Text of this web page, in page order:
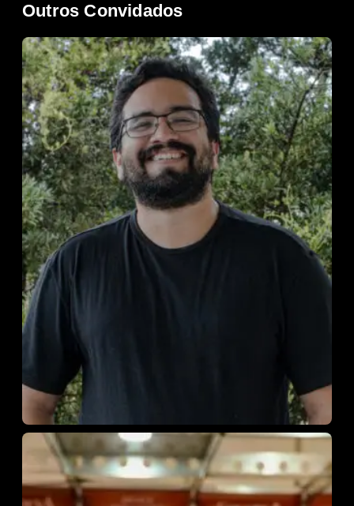
Outros Convidados